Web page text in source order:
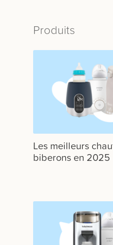
Produits
Les meilleurs
biberons en 2025